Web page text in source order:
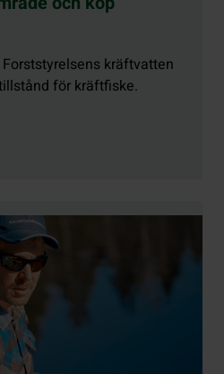
kräftvatten
för kräftfiske.